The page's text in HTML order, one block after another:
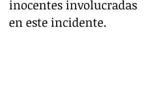
inocentes involucradas
en este incidente.